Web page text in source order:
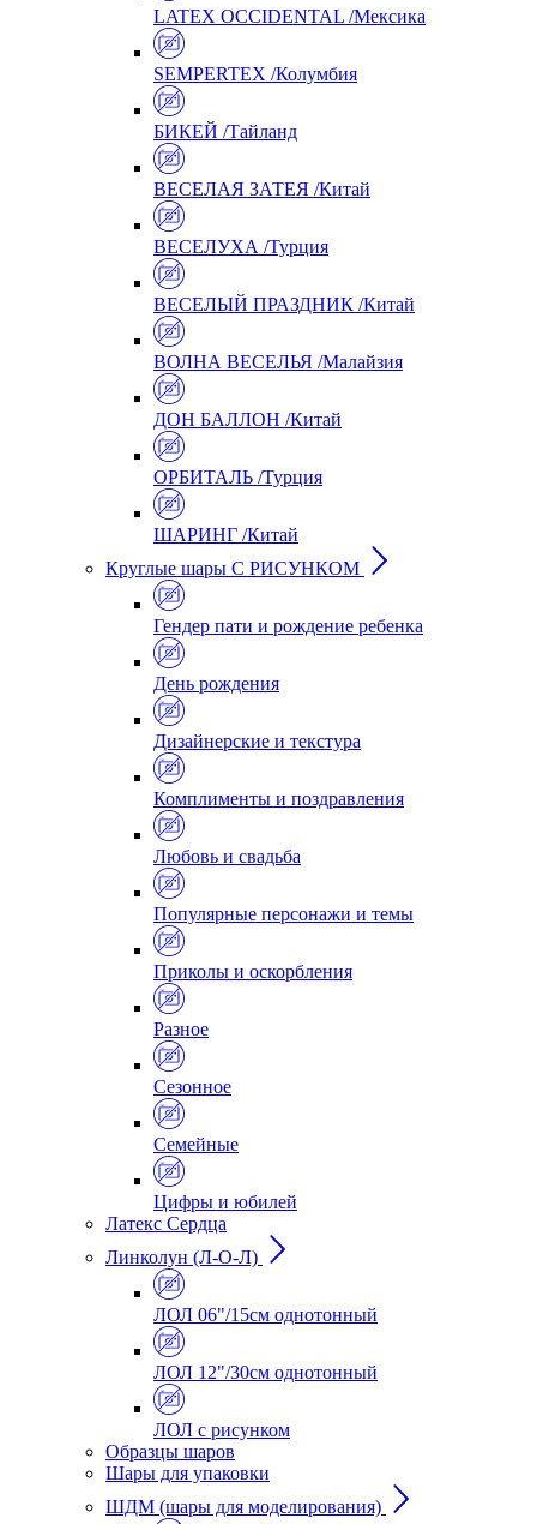
LATEX OCCIDENTAL /Мексика
SEMPERTEX /Колумбия
БИКЕЙ /Тайланд
ВЕСЕЛАЯ ЗАТЕЯ /Китай
ВЕСЕЛУХА /Турция
ВЕСЕЛЫЙ ПРАЗДНИК /Китай
ВОЛНА ВЕСЕЛЬЯ /Малайзия
ДОН БАЛЛОН /Китай
ОРБИТАЛЬ /Турция
ШАРИНГ /Китай
Круглые шары С РИСУНКОМ
Гендер пати и рождение ребенка
День рождения
Дизайнерские и текстура
Комплименты и поздравления
Любовь и свадьба
Популярные персонажи и темы
Приколы и оскорбления
Разное
Сезонное
Семейные
Цифры и юбилей
Латекс Сердца
Линколун (Л-О-Л)
ЛОЛ 06"/15см однотонный
ЛОЛ 12"/30см однотонный
ЛОЛ с рисунком
Образцы шаров
Шары для упаковки
ШДМ (шары для моделирования)